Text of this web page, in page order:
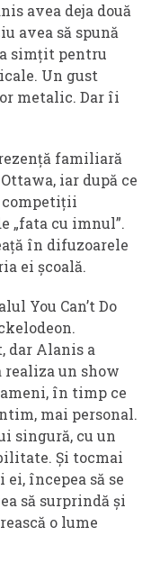
avea deja două
avea să spună
simțit pentru
Un gust
metalic. Dar îi
familiară
iar după ce
competiții
„fata cu imnul”.
în difuzoarele
ei școală.
You Can’t Do
dar Alanis a
realiza un show
în timp ce
mai personal.
singură, cu un
Și tocmai
începea să se
să surprindă și
o lume